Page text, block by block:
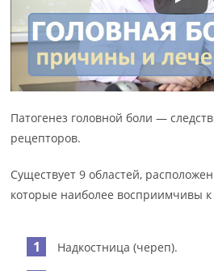
Патогенез головной боли —
рецепторов.
Существует 9 областей,
которые наиболее восприимчивы к
Надкостница (череп).